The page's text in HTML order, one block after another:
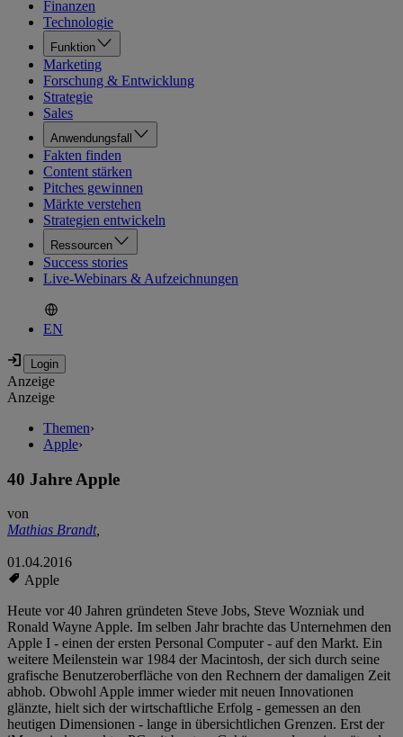
Finanzen
Technologie
Funktion
Marketing
Forschung & Entwicklung
Strategie
Sales
Anwendungsfall
Fakten finden
Content stärken
Pitches gewinnen
Märkte verstehen
Strategien entwickeln
Ressourcen
Success stories
Live-Webinars & Aufzeichnungen
EN
Anzeige
Anzeige
Themen›
Apple›
40 Jahre Apple
von
Mathias Brandt,
01.04.2016
Apple
Heute vor 40 Jahren gründeten Steve Jobs, Steve Wozniak und
Ronald Wayne Apple. Im selben Jahr brachte das Unternehmen den
Apple I - einen der ersten Personal Computer - auf den Markt. Ein
weitere Meilenstein war 1984 der Macintosh, der sich durch seine
grafische Benutzeroberfläche von den Rechnern der damaligen Zeit
abhob. Obwohl Apple immer wieder mit neuen Innovationen
glänzte, hielt sich der wirtschaftliche Erfolg - gemessen an den
heutigen Dimensionen - lange in übersichtlichen Grenzen. Erst der